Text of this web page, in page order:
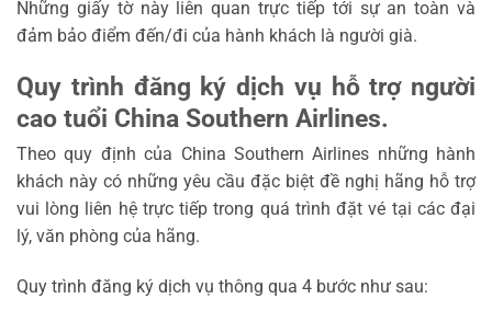
Những giấy tờ này liên quan trực tiếp tới sự an toàn và
đảm bảo điểm đến/đi của hành khách là người già.
Quy trình đăng ký dịch vụ hỗ trợ người
cao tuổi China Southern Airlines.
Theo quy định của China Southern Airlines những hành
khách này có những yêu cầu đặc biệt đề nghị hãng hỗ trợ
vui lòng liên hệ trực tiếp trong quá trình đặt vé tại các đại
lý, văn phòng của hãng.
Quy trình đăng ký dịch vụ thông qua 4 bước như sau: